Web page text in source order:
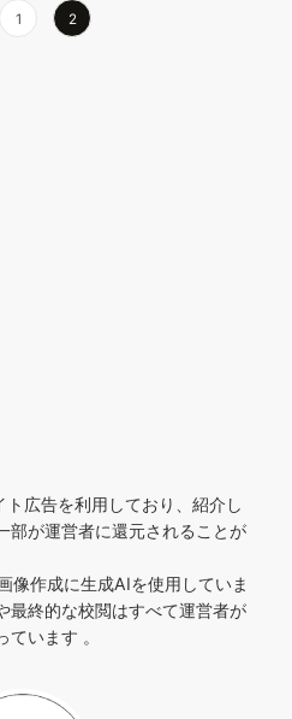
1 2
ト広告を利用しており、紹介し
部が運営者に還元されることが
像作成に生成AIを使用していま
最終的な校閲はすべて運営者が
います 。